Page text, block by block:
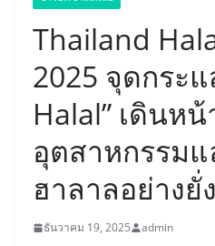
Thailand
2025 จุดกระแ
Halal” เดินห
อุตสาหกรรม
ฮาลาลอย่างยั่
ธันวาคม 19, 2025 admin